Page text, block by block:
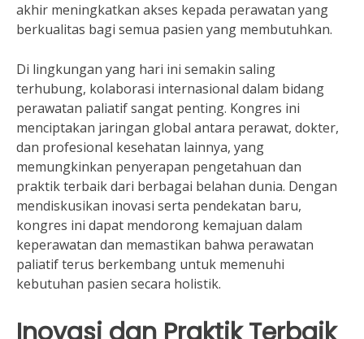
akhir meningkatkan akses kepada perawatan yang
berkualitas bagi semua pasien yang membutuhkan.
Di lingkungan yang hari ini semakin saling
terhubung, kolaborasi internasional dalam bidang
perawatan paliatif sangat penting. Kongres ini
menciptakan jaringan global antara perawat, dokter,
dan profesional kesehatan lainnya, yang
memungkinkan penyerapan pengetahuan dan
praktik terbaik dari berbagai belahan dunia. Dengan
mendiskusikan inovasi serta pendekatan baru,
kongres ini dapat mendorong kemajuan dalam
keperawatan dan memastikan bahwa perawatan
paliatif terus berkembang untuk memenuhi
kebutuhan pasien secara holistik.